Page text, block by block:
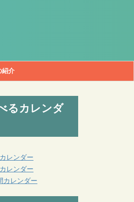
紹介
るカレンダ
レンダー
レンダー
カレンダー